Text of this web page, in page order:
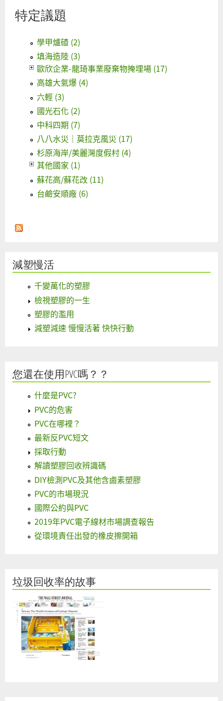
特定議題
學甲爐碴 (2)
填海造陸 (3)
歐欣企業-龍琦事業廢棄物掩埋場 (17)
高雄大氣爆 (4)
六輕 (3)
國光石化 (2)
中科四期 (7)
八八水災｜莫拉克風災 (17)
杉原海岸/美麗灣度假村 (4)
其他國家 (1)
蘇花高/蘇花改 (11)
台鹼安順廠 (6)
減塑慢活
千變萬化的塑膠
檢視塑膠的一生
塑膠的濫用
減塑減速 慢慢活著 快快行動
您還在使用PVC嗎？？
什麼是PVC?
PVC的危害
PVC在哪裡？
最新反PVC短文
採取行動
解讀塑膠回收辨識碼
DIY檢測PVC及其他含鹵素塑膠
PVC的市場現況
國際公約與PVC
2019年PVC電子線材市場調查報告
從環境責任出發的橡皮擦開箱
垃圾回收率的故事